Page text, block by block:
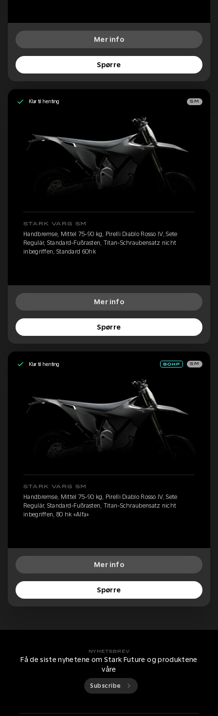
Mer info
Spørre
Klar til henting SM
STARK VARG SM
Handbremse, Mittel 75-90 kg, Pirelli Diablo Rosso IV, Sete
Regulär, Standard-Fußrasten, Titan-Schraubensatz nicht
inbegriffen, Standard 60hk
Mer info
Spørre
Klar til henting SM
STARK VARG SM
Handbremse, Mittel 75-90 kg, Pirelli Diablo Rosso IV, Sete
Regulär, Standard-Fußrasten, Titan-Schraubensatz nicht
inbegriffen, 80 hk «Alfa»
Mer info
Spørre
NYHETSBREV
Få de siste nyhetene om Stark Future og produktene
våre
Subscribe